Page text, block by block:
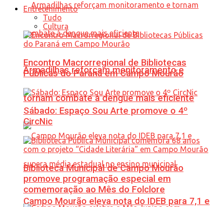
Armadilhas reforçam monitoramento e
tornam combate à dengue mais eficiente
Campo Mourão eleva nota do IDEB para 7,1 e
Entretenimento
Tudo
Cultura
Encontro Macrorregional de Bibliotecas
Públicas do Paraná em Campo Mourão
Sábado: Espaço Sou Arte promove o 4º
CircNic
Biblioteca Municipal de Campo Mourão
promove programação especial em
comemoração ao Mês do Folclore